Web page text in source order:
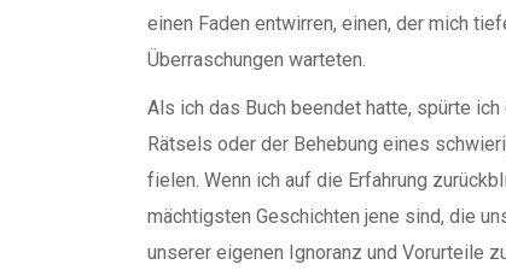
einen Faden entwirren, einen, der mich
Überraschungen warteten.
Als ich das Buch beendet hatte, spürte
Rätsels oder der Behebung eines
fielen. Wenn ich auf die Erfahrung
mächtigsten Geschichten jene sind, die
unserer eigenen Ignoranz und Vorurteile